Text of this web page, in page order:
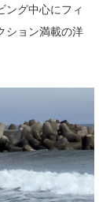
ング中心にフィ
ション満載の洋